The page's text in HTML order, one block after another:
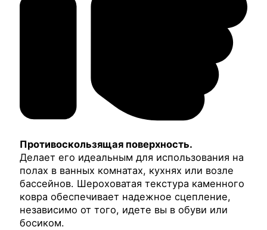
Противоскользящая поверхность.
Делает его идеальным для использования на
полах в ванных комнатах, кухнях или возле
бассейнов. Шероховатая текстура каменного
ковра обеспечивает надежное сцепление,
независимо от того, идете вы в обуви или
босиком.